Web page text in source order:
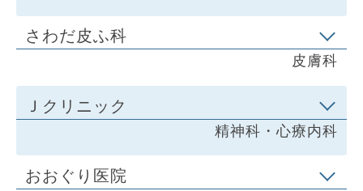
さわだ皮ふ科
皮膚科
Ｊクリニック
精神科・心療内科
おおぐり医院